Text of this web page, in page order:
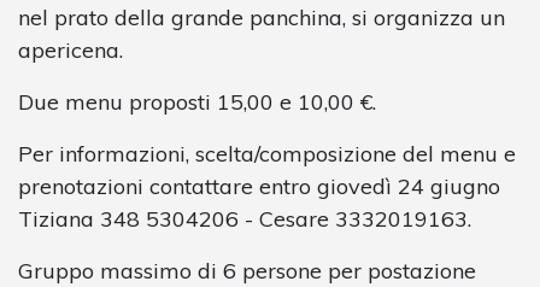
nel prato della grande panchina, si organizza un
apericena.
Due menu proposti 15,00 e 10,00 €.
Per informazioni, scelta/composizione del menu e
prenotazioni contattare entro giovedì 24 giugno
Tiziana 348 5304206 - Cesare 3332019163.
Gruppo massimo di 6 persone per postazione